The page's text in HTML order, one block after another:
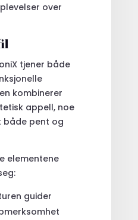
over
tjener både
kombinerer
appell, noe
både pent og
elementene
guider